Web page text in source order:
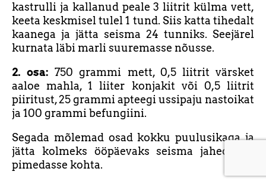
kastrulli ja kallanud peale 3 liitrit külma vett,
keeta keskmisel tulel 1 tund. Siis katta tihedalt
kaanega ja jätta seisma 24 tunniks. Seejärel
kurnata läbi marli suuremasse nõusse.
2. osa:750 grammi mett, 0,5 liitrit värsket
aaloe mahla, 1 liiter konjakit või 0,5 liitrit
piiritust, 25 grammi apteegi ussipaju nastoikat
ja 100 grammi befungiini.
Segada mõlemad osad kokku puulusikaga ja
jätta kolmeks ööpäevaks seisma jahedasse,
pimedasse kohta.